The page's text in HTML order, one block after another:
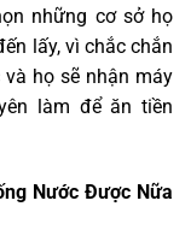
những cơ sở họ
lấy, vì chắc chắn
họ sẽ nhận máy
làm để ăn tiền
Nước Được Nữa